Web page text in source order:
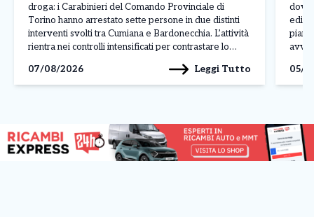
droga: i Carabinieri del Comando Provinciale di
Torino hanno arrestato sette persone in due distinti
interventi svolti tra Cumiana e Bardonecchia. L’attività
rientra nei controlli intensificati per contrastare lo
territorio. L’operazione più rilevante è stata condotta
a Cumiana, dove […]
07/08/2026 Leggi Tutto
dove
05/